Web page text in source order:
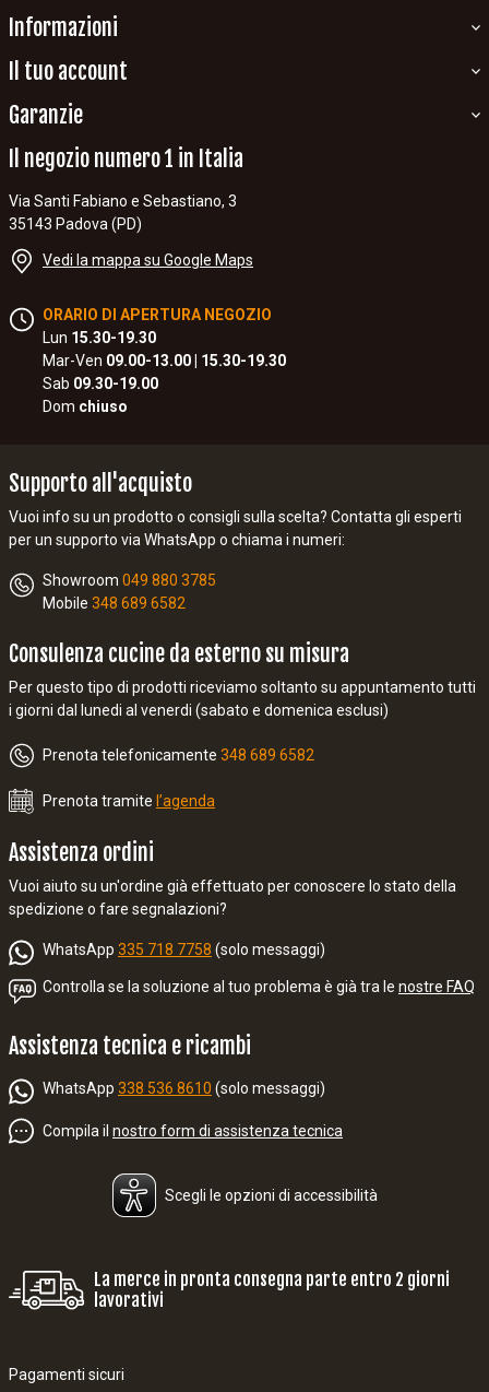
Informazioni
Il tuo account
Garanzie
Il negozio numero 1 in Italia
Via Santi Fabiano e Sebastiano, 3
35143 Padova (PD)
Vedi la mappa su Google Maps
ORARIO DI APERTURA NEGOZIO
Lun 15.30-19.30
Mar-Ven 09.00-13.00 | 15.30-19.30
Sab 09.30-19.00
Dom chiuso
Supporto all'acquisto
Vuoi info su un prodotto o consigli sulla scelta? Contatta gli esperti
per un supporto via WhatsApp o chiama i numeri:
Showroom 049 880 3785
Mobile 348 689 6582
Consulenza cucine da esterno su misura
Per questo tipo di prodotti riceviamo soltanto su appuntamento tutti
i giorni dal lunedi al venerdi (sabato e domenica esclusi)
Prenota telefonicamente 348 689 6582
Prenota tramite l’agenda
Assistenza ordini
Vuoi aiuto su un'ordine già effettuato per conoscere lo stato della
spedizione o fare segnalazioni?
WhatsApp 335 718 7758 (solo messaggi)
Controlla se la soluzione al tuo problema è già tra le nostre FAQ
Assistenza tecnica e ricambi
WhatsApp 338 536 8610 (solo messaggi)
Compila il nostro form di assistenza tecnica
Scegli le opzioni di accessibilità
La merce in pronta consegna parte entro 2 giorni
lavorativi
Pagamenti sicuri